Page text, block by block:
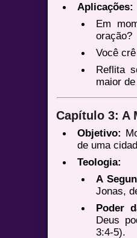
Aplicações:
Em
oração?
Você
Reflita
maior
Capítulo 3: A
Objetivo:
de uma
Teologia:
A
Jonas,
Poder
Deus
3:4-5).